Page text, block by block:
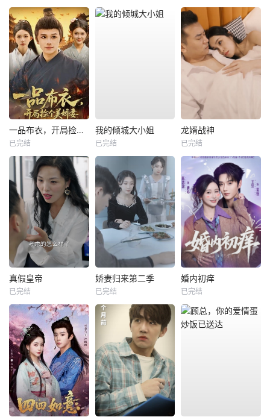
一品布衣，开局捡个美娇妻
已完结
我的倾城大小姐
已完结
龙婿战神
已完结
真假皇帝
已完结
娇妻归来第二季
已完结
婚内初痒
已完结